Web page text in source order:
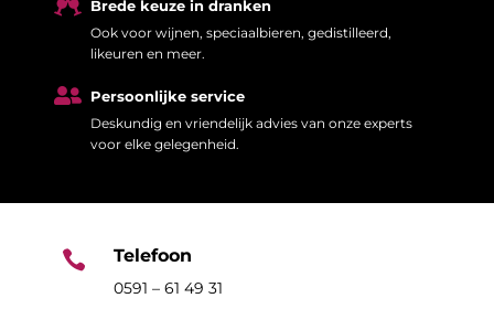
Brede keuze in dranken
Ook voor wijnen, speciaalbieren, gedistilleerd,
likeuren en meer.
 Persoonlijke service
Deskundig en vriendelijk advies van onze experts
voor elke gelegenheid.
 Telefoon
0591 – 61 49 31